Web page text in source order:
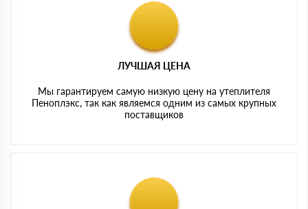
ЛУЧШАЯ ЦЕНА
Мы гарантируем самую низкую цену на утеплителя
Пеноплэкс, так как являемся одним из самых крупных
поставщиков